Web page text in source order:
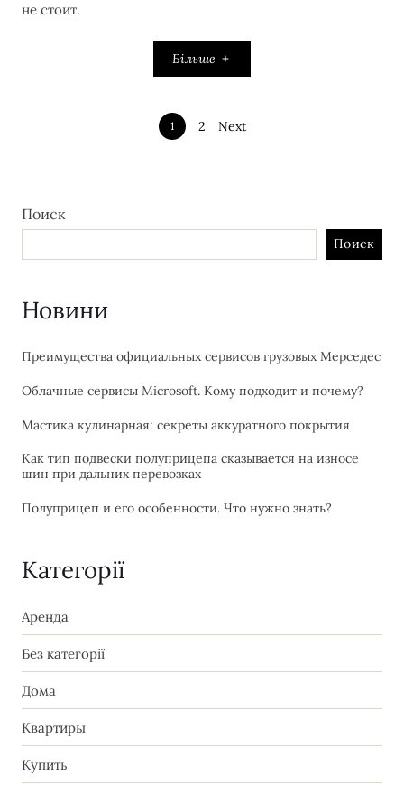
не стоит.
Більше
1 2 Next
Поиск
Поиск
Новини
Преимущества официальных сервисов грузовых Мерседес
Облачные сервисы Microsoft. Кому подходит и почему?
Мастика кулинарная: секреты аккуратного покрытия
Как тип подвески полуприцепа сказывается на износе
шин при дальних перевозках
Полуприцеп и его особенности. Что нужно знать?
Категорії
Аренда
Без категорії
Дома
Квартиры
Купить